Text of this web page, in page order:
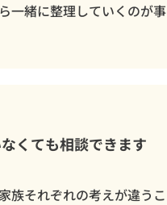
一緒に整理していくのが事
くても相談できます
族それぞれの考えが違うこ